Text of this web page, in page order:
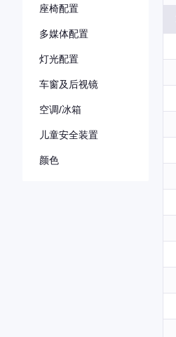
座椅配置
多媒体配置
灯光配置
车窗及后视镜
空调/冰箱
儿童安全装置
颜色